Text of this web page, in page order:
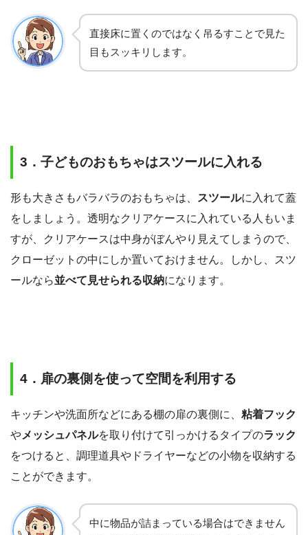
直接床に置くのではなく吊るすことで見た
目もスッキリします。
3．子どものおもちゃはスツールに入れる
形も大きさもバラバラのおもちゃは、 スツールに入れて蓋
をしましょう。透明なクリアケースに入れている人もいま
すが、クリアケースは中身がぼんやり見えてしまうので、
クローゼットの中にしか置いておけません。しかし、スツ
ールなら並べて見せられる収納になります。
4．扉の裏側を使って空間を利用する
キッチンや洗面所などにある棚の扉の裏側に、 粘着フック
やメッシュパネルを取り付けて引っかけるタイプのラック
をつけると、調理道具やドライヤーなどの小物を収納する
ことができます。
中に物品が詰まっている場合はできません